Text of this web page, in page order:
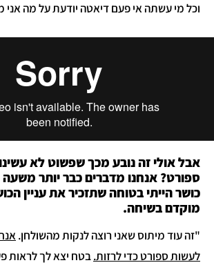
וכל מי עשתה אי פעם דיאטה יודעת על מה אני
אבל אולי זה נובע מכך שפשוט לא
ספורט? אנחנו מדברים כבר יותר
כושר הייתי בטוחה שתזכיר את עניין
מוקדם בשיחה.
"זה עוד מיתוס שאני רוצה לנקות מהשולחן.
לעשות ספורט כדי לרזות.בטח יצא לך לראות